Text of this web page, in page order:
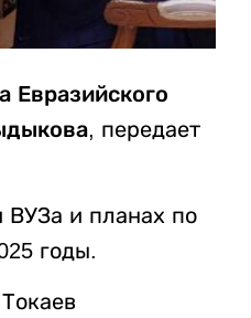
Евразийского
, передает
ВУЗа и планах по
годы.